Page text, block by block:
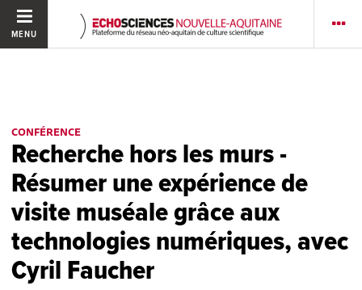
MENU
CONFÉRENCE
Recherche hors les murs -
Résumer une expérience de
visite muséale grâce aux
technologies numériques, avec
Cyril Faucher